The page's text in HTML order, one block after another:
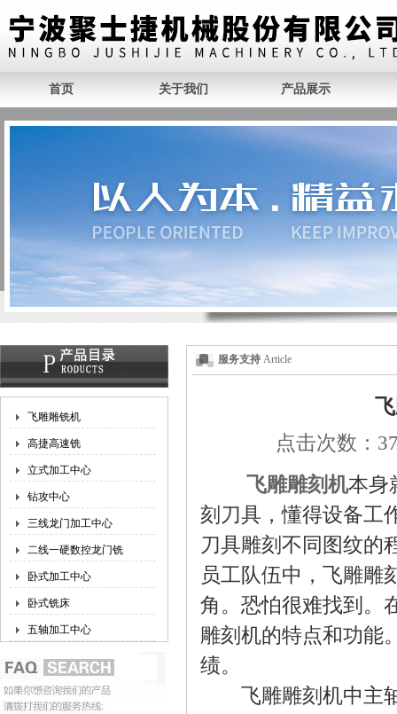
首页 关于我们 产品展示
飞雕雕铣机
高捷高速铣
立式加工中心
钻攻中心
三线龙门加工中心
二线一硬数控龙门铣
卧式加工中心
卧式铣床
五轴加工中心
服务支持 Article
点击次数：
飞雕雕刻机本身
刻刀具，懂得设备工
刀具雕刻不同图纹的
员工队伍中，飞雕雕
角。恐怕很难找到。
雕刻机的特点和功能
绩。
飞雕雕刻机中主